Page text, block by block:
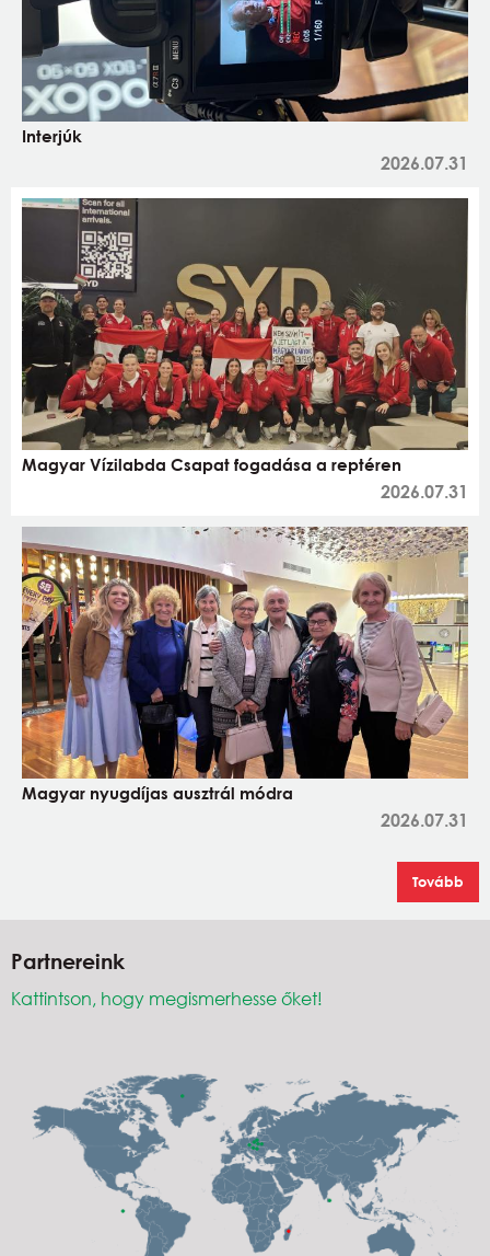
Interjúk
2026.07.31
Magyar Vízilabda Csapat fogadása a reptéren
2026.07.31
Magyar nyugdíjas ausztrál módra
2026.07.31
Tovább
Partnereink
Kattintson, hogy megismerhesse őket!